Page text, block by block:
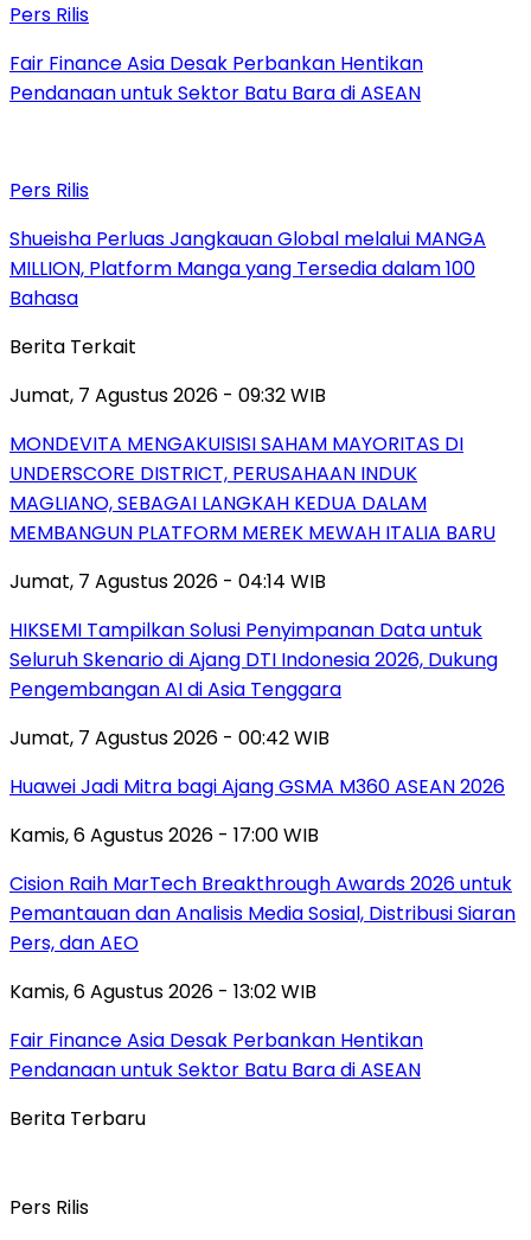
Pers Rilis
Fair Finance Asia Desak Perbankan Hentikan
Pendanaan untuk Sektor Batu Bara di ASEAN
Pers Rilis
Shueisha Perluas Jangkauan Global melalui MANGA
MILLION, Platform Manga yang Tersedia dalam 100
Bahasa
Berita Terkait
Jumat, 7 Agustus 2026 - 09:32 WIB
MONDEVITA MENGAKUISISI SAHAM MAYORITAS DI
UNDERSCORE DISTRICT, PERUSAHAAN INDUK
MAGLIANO, SEBAGAI LANGKAH KEDUA DALAM
MEMBANGUN PLATFORM MEREK MEWAH ITALIA BARU
Jumat, 7 Agustus 2026 - 04:14 WIB
HIKSEMI Tampilkan Solusi Penyimpanan Data untuk
Seluruh Skenario di Ajang DTI Indonesia 2026, Dukung
Pengembangan AI di Asia Tenggara
Jumat, 7 Agustus 2026 - 00:42 WIB
Huawei Jadi Mitra bagi Ajang GSMA M360 ASEAN 2026
Kamis, 6 Agustus 2026 - 17:00 WIB
Cision Raih MarTech Breakthrough Awards 2026 untuk
Pemantauan dan Analisis Media Sosial, Distribusi Siaran
Pers, dan AEO
Kamis, 6 Agustus 2026 - 13:02 WIB
Fair Finance Asia Desak Perbankan Hentikan
Pendanaan untuk Sektor Batu Bara di ASEAN
Berita Terbaru
Pers Rilis